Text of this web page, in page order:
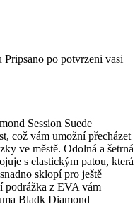
Pripsano po potvrzeni vasi
Session Suede
což vám umožní přecházet
ve městě. Odolná a šetrná
s elastickým patou, která
sklopí pro ještě
podrážka z EVA vám
Bladk Diamond